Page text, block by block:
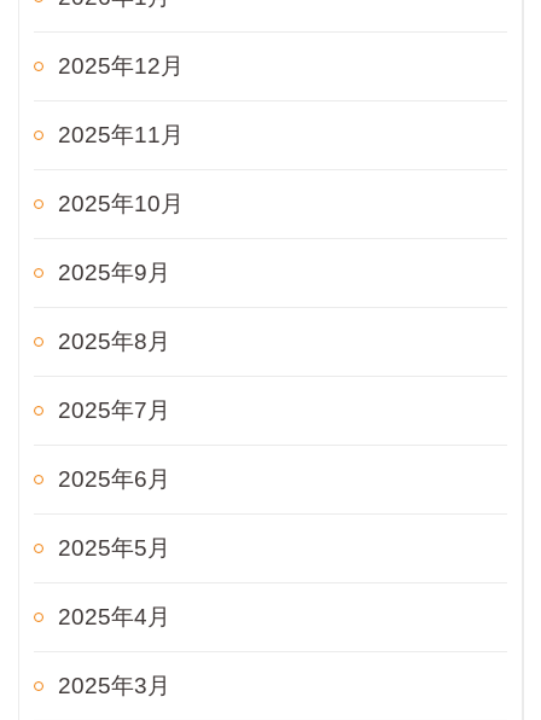
2025年12月
2025年11月
2025年10月
2025年9月
2025年8月
2025年7月
2025年6月
2025年5月
2025年4月
2025年3月